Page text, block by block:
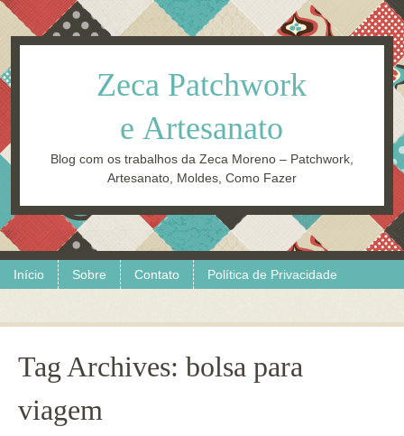
Zeca Patchwork
e Artesanato
Blog com os trabalhos da Zeca Moreno – Patchwork,
Artesanato, Moldes, Como Fazer
Menu
Skip to content
Início Sobre Contato Política de Privacidade
Tag Archives: bolsa para
viagem